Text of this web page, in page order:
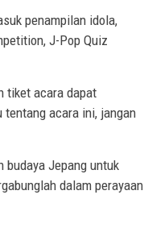
penampilan idola,
J-Pop Quiz
tiket acara dapat
tentang acara ini, jangan
budaya Jepang untuk
dalam perayaan